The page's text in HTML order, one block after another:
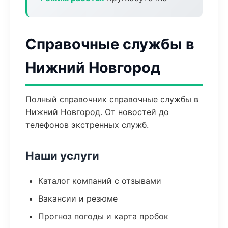
Справочные службы в
Нижний Новгород
Полный справочник справочные службы в
Нижний Новгород. От новостей до
телефонов экстренных служб.
Наши услуги
Каталог компаний с отзывами
Вакансии и резюме
Прогноз погоды и карта пробок